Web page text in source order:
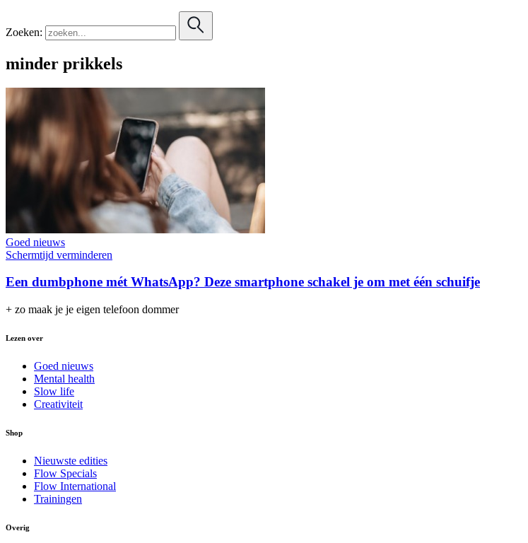
Zoeken:
minder prikkels
Goed nieuws
Schermtijd verminderen
Een dumbphone mét WhatsApp? Deze smartphone schakel je om met één schuifje
+ zo maak je je eigen telefoon dommer
Lezen over
Goed nieuws
Mental health
Slow life
Creativiteit
Shop
Nieuwste edities
Flow Specials
Flow International
Trainingen
Overig